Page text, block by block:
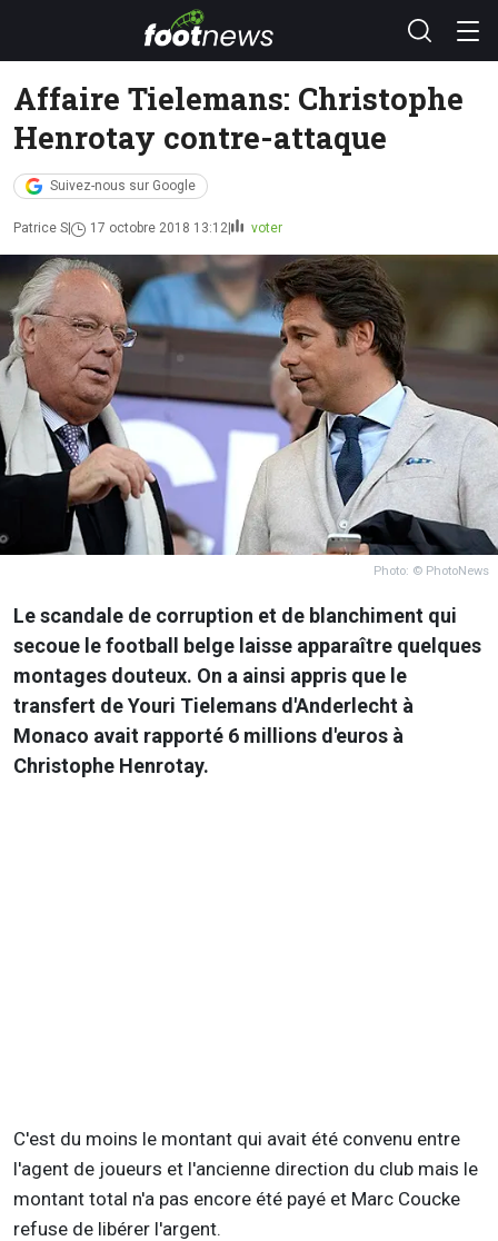
Affaire Tielemans: Christophe
Henrotay contre-attaque
Suivez-nous sur Google
Patrice S 17 octobre 2018 13:12 voter
Photo: © PhotoNews
Le scandale de corruption et de blanchiment qui
secoue le football belge laisse apparaître quelques
montages douteux. On a ainsi appris que le
transfert de Youri Tielemans d'Anderlecht à
Monaco avait rapporté 6 millions d'euros à
Christophe Henrotay.
C'est du moins le montant qui avait été convenu entre
l'agent de joueurs et l'ancienne direction du club mais le
montant total n'a pas encore été payé et Marc Coucke
refuse de libérer l'argent.